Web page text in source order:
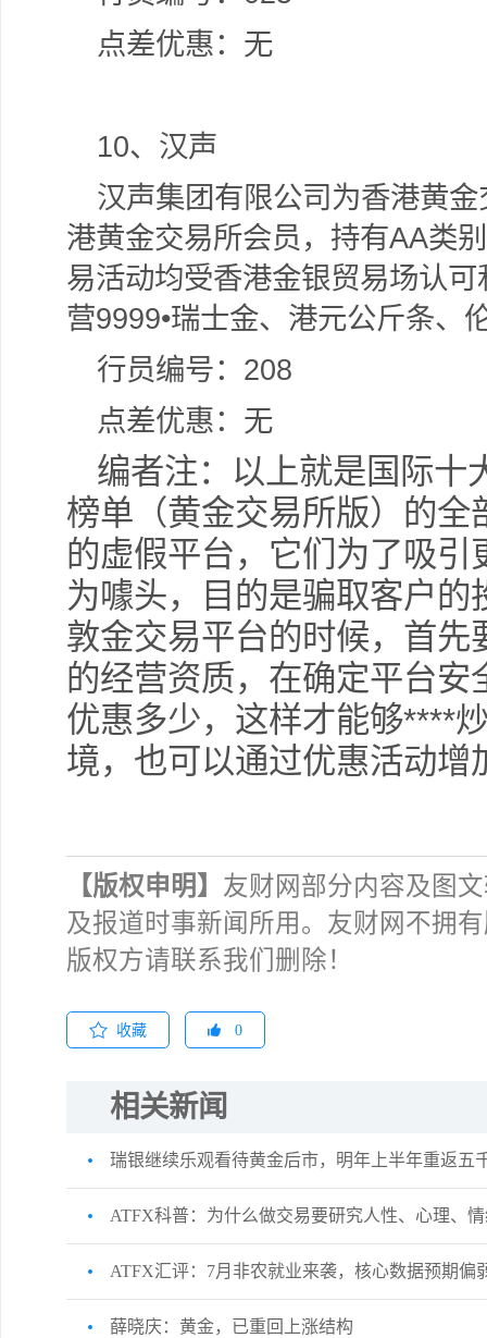
点差优惠：无
10、汉声
汉声集团有限公司为香港黄
港黄金交易所会员，持有AA类
易活动均受香港金银贸易场认
营9999•瑞士金、港元公斤条、
行员编号：208
点差优惠：无
编者注：以上就是国际十
榜单（黄金交易所版）的
的虚假平台，它们为了吸
为噱头，目的是骗取客户
敦金交易平台的时候，首
的经营资质，在确定平台
优惠多少，这样才能够****
境，也可以通过优惠活动增
【版权申明】 友财网部分内容及图
及报道时事新闻所用。友财网不拥
版权方请联系我们删除！
收藏 0
相关新闻
瑞银继续乐观看待黄金后市，明年上半年重返五
ATFX科普：为什么做交易要研究人性、心理、
ATFX汇评：7月非农就业来袭，核心数据预期偏
薛晓庆：黄金，已重回上涨结构